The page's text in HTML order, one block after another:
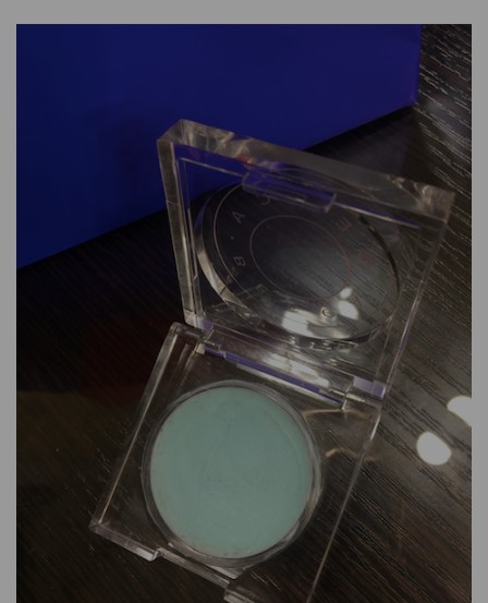
Обзор: Праймер для кожи
вокруг глаз против усталости
от Becca
Обзор: матирующего
праймера от Becca